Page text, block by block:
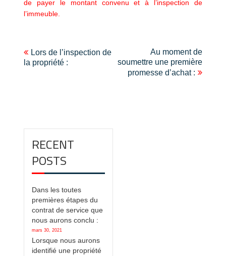
de payer le montant convenu et à l’inspection de
l’immeuble.
Navigation
de
Lors de l’inspection de
la propriété :
Au moment de
soumettre une première
promesse d’achat :
RECENT
POSTS
Dans les toutes
premières étapes du
contrat de service que
nous aurons conclu :
mars 30, 2021
Lorsque nous aurons
identifié une propriété